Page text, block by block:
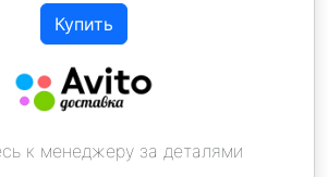
Купить
к менеджеру за деталями